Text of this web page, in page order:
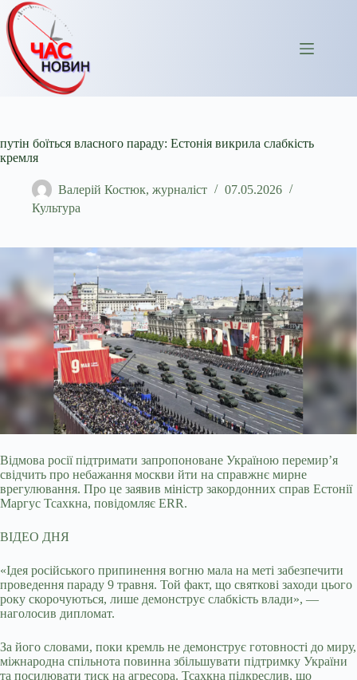
Перейти
до
вмісту
путін боїться власного параду: Естонія викрила слабкість
кремля
Валерій Костюк, журналіст
07.05.2026
Культура
Відмова росії підтримати запропоноване Україною перемир’я
свідчить про небажання москви йти на справжнє мирне
врегулювання. Про це заявив міністр закордонних справ Естонії
Маргус Тсахкна, повідомляє ERR.
ВІДЕО ДНЯ
«Ідея російського припинення вогню мала на меті забезпечити
проведення параду 9 травня. Той факт, що святкові заходи цього
року скорочуються, лише демонструє слабкість влади», —
наголосив дипломат.
За його словами, поки кремль не демонструє готовності до миру,
міжнародна спільнота повинна збільшувати підтримку України
та посилювати тиск на агресора. Тсахкна підкреслив, що